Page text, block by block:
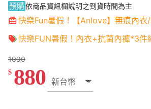
預購依商品資訊欄說明之到貨時間為主
快樂Fun暑假！【Anlove】無痕內
快樂FUN暑假！內衣+抗菌內褲*3件
1090
$ 880